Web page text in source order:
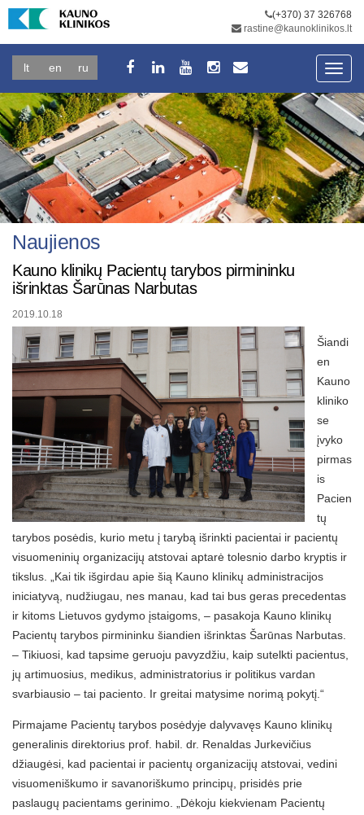
(+370) 37 326768
rastine@kaunoklinikos.lt
lt en ru
Naujienos
Kauno klinikų Pacientų tarybos pirmininku
išrinktas Šarūnas Narbutas
2019.10.18
Šiandi
en
Kauno
kliniko
se
įvyko
pirmas
is
Pacien
tų
tarybos posėdis, kurio metu į tarybą išrinkti pacientai ir pacientų
visuomeninių organizacijų atstovai aptarė tolesnio darbo kryptis ir
tikslus. „Kai tik išgirdau apie šią Kauno klinikų administracijos
iniciatyvą, nudžiugau, nes manau, kad tai bus geras precedentas
ir kitoms Lietuvos gydymo įstaigoms, – pasakoja Kauno klinikų
Pacientų tarybos pirmininku šiandien išrinktas Šarūnas Narbutas.
– Tikiuosi, kad tapsime geruoju pavyzdžiu, kaip sutelkti pacientus,
jų artimuosius, medikus, administratorius ir politikus vardan
svarbiausio – tai paciento. Ir greitai matysime norimą pokytį.“
Pirmajame Pacientų tarybos posėdyje dalyvavęs Kauno klinikų
generalinis direktorius prof. habil. dr. Renaldas Jurkevičius
džiaugėsi, kad pacientai ir pacientų organizacijų atstovai, vedini
visuomeniškumo ir savanoriškumo principų, prisidės prie
paslaugų pacientams gerinimo. „Dėkoju kiekvienam Pacientų